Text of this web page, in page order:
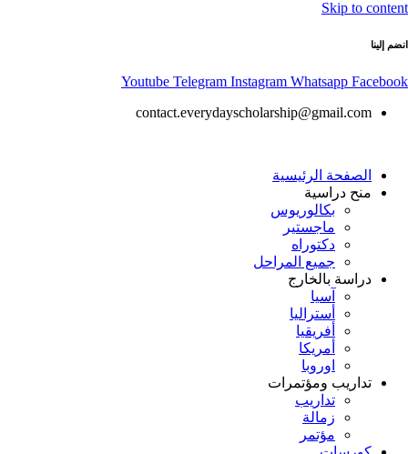
Skip to content
انضم إلينا
Youtube Telegram Instagram Whatsapp Facebook
contact.everydayscholarship@gmail.com
الصفحة الرئيسية
منح دراسية
بكالوريوس
ماجستير
دكتوراه
جميع المراحل
دراسة بالخارج
آسيا
أستراليا
أفريقيا
أمريكا
اوروبا
تداريب ومؤتمرات
تداريب
زمالة
مؤتمر